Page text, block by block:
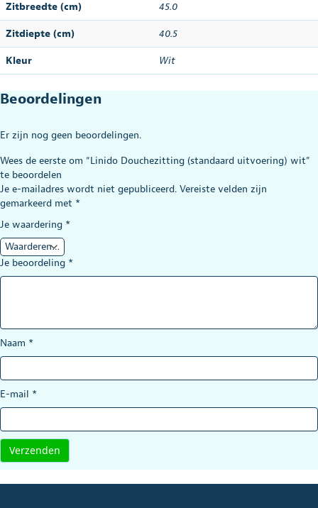
Zitbreedte (cm) 45.0
Zitdiepte (cm) 40.5
Kleur Wit
Beoordelingen
Er zijn nog geen beoordelingen.
Wees de eerste om “Linido Douchezitting (standaard uitvoering) wit”
te beoordelen
Je e-mailadres wordt niet gepubliceerd. Vereiste velden zijn
gemarkeerd met *
Je waardering *
Je beoordeling *
Naam *
E-mail *